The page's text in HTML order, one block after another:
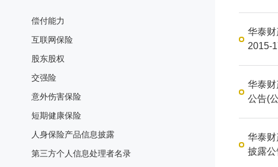
偿付能力
互联网保险
股东股权
交强险
意外伤害保险
短期健康保险
人身保险产品信息披露
第三方个人信息处理者名录
华泰
2015-
华泰
公告(
华泰
披露